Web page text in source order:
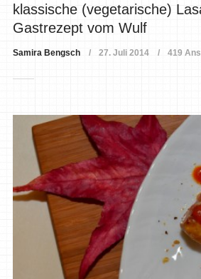
klassische (vegetarische)
Gastrezept vom Wulf
Samira Bengsch 27. Juli 2014 419